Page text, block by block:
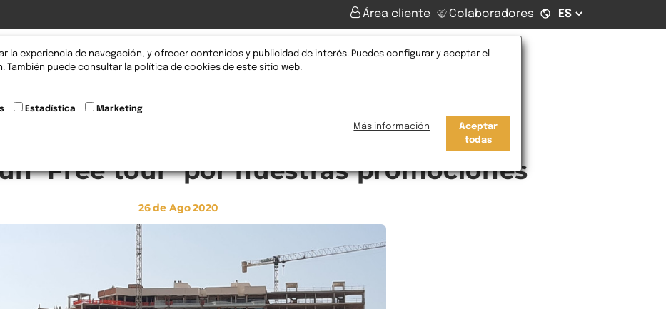
Área cliente Colaboradores
Promociones Nosotros Servicios Blog
‘Free tour’ por nuestras promociones
26de Ago2020
la experiencia de navegación, y ofrecer contenidos y publicidad de interés. Puedes configurar y aceptar el
También puede consultar la política de cookies de este sitio web.
Estadística Marketing
Más información
Aceptar
todas